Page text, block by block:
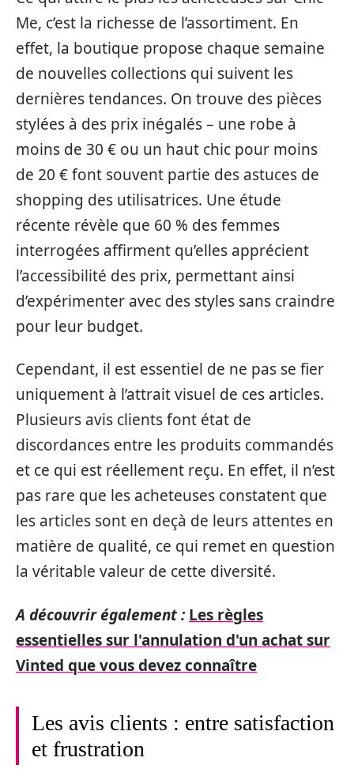
Me, c’est la richesse de l’assortiment. En
effet, la boutique propose chaque semaine
de nouvelles collections qui suivent les
dernières tendances. On trouve des pièces
stylées à des prix inégalés – une robe à
moins de 30 € ou un haut chic pour moins
de 20 € font souvent partie des astuces de
shopping des utilisatrices. Une étude
récente révèle que 60 % des femmes
interrogées affirment qu’elles apprécient
l’accessibilité des prix, permettant ainsi
d’expérimenter avec des styles sans craindre
pour leur budget.
Cependant, il est essentiel de ne pas se fier
uniquement à l’attrait visuel de ces articles.
Plusieurs avis clients font état de
discordances entre les produits commandés
et ce qui est réellement reçu. En effet, il n’est
pas rare que les acheteuses constatent que
les articles sont en deçà de leurs attentes en
matière de qualité, ce qui remet en question
la véritable valeur de cette diversité.
A découvrir également : Les règles
essentielles sur l'annulation d'un achat sur
Vinted que vous devez connaître
Les avis clients : entre satisfaction
et frustration